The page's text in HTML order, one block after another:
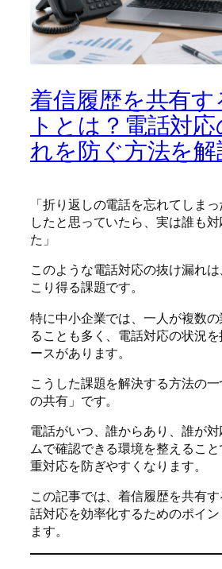
着信履歴を共有す
トとは？電話対
れを防ぐ方法を
「折り返しの電話を忘れてしま
したと思っていたら、実は誰も
た」
このような電話対応の抜け漏れ
こり得る課題です。
特に中小企業では、一人が複数
ることも多く、電話対応の状況
ースがあります。
こうした課題を解決する方法の
の共有」です。
電話がいつ、誰からあり、誰が
ムで確認できる環境を整えるこ
重対応を防ぎやすくなります。
この記事では、着信履歴を共有
話対応を効率化するためのポイ
ます。